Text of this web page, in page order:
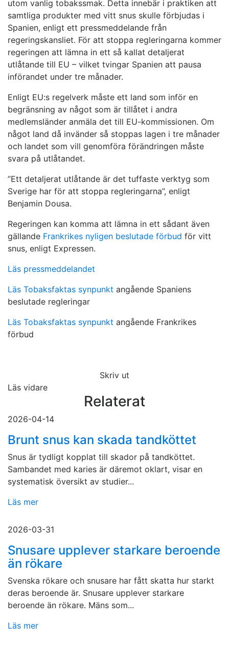
utom vanlig tobakssmak. Detta innebär i praktiken att
samtliga produkter med vitt snus skulle förbjudas i
Spanien, enligt ett pressmeddelande från
regeringskansliet. För att stoppa regleringarna kommer
regeringen att lämna in ett så kallat detaljerat
utlåtande till EU – vilket tvingar Spanien att pausa
införandet under tre månader.
Enligt EU:s regelverk måste ett land som inför en
begränsning av något som är tillåtet i andra
medlemsländer anmäla det till EU-kommissionen. Om
något land då invänder så stoppas lagen i tre månader
och landet som vill genomföra förändringen måste
svara på utlåtandet.
”Ett detaljerat utlåtande är det tuffaste verktyg som
Sverige har för att stoppa regleringarna”, enligt
Benjamin Dousa.
Regeringen kan komma att lämna in ett sådant även
gällande Frankrikes nyligen beslutade förbud för vitt
snus, enligt Expressen.
Läs pressmeddelandet
Läs Tobaksfaktas synpunkt angående Spaniens
beslutade regleringar
Läs Tobaksfaktas synpunkt angående Frankrikes
förbud
Skriv ut
Läs vidare
Relaterat
2026-04-14
Brunt snus kan skada tandköttet
Snus är tydligt kopplat till skador på tandköttet.
Sambandet med karies är däremot oklart, visar en
systematisk översikt av studier...
Läs mer
2026-03-31
Snusare upplever starkare beroende
än rökare
Svenska rökare och snusare har fått skatta hur starkt
deras beroende är. Snusare upplever starkare
beroende än rökare. Mäns som...
Läs mer